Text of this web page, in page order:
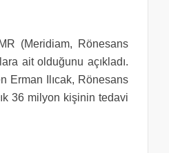
(Meridiam, Rönesans
ait olduğunu açıkladı.
Erman Ilıcak, Rönesans
36 milyon kişinin tedavi